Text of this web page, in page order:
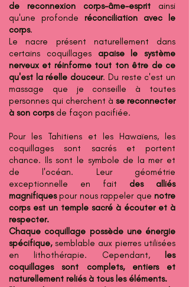
de reconnexion corps-âme-esprit ainsi
qu'une profonde réconciliation avec le
corps.
Le nacre présent naturellement dans
certains coquillages apaise le système
nerveux et réinforme tout ton être de ce
qu'est la réelle douceur. Du reste c'est un
massage que je conseille à toutes
personnes qui cherchent à se reconnecter
à son corpsde façon pacifiée.
Pour les Tahitiens et les Hawaïens, les
coquillages sont sacrés et portent
chance. Ils sont le symbole de la mer et
de l'océan. Leur géométrie
exceptionnelle en fait des alliés
magnifiquespour nous rappeler que notre
corps est un temple sacré à écouter et à
respecter.
Chaque coquillage possède une énergie
spécifique,semblable aux pierres utilisées
en lithothérapie. Cependant,
les
coquillages sont complets, entiers et
naturellement reliés à tous les éléments.